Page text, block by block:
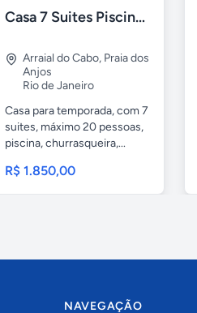
Casa 7 Suites Piscina - Praia dos Anjos
Arraial do Cabo, Praia dos
Anjos
Rio de Janeiro
Casa para temporada, com 7
suites, máximo 20 pessoas,
piscina, churrasqueira,...
R$ 1.850,00
NAVEGAÇÃO